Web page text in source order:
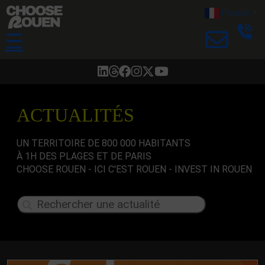
☰
French
ACTUALITÉS
UN TERRITOIRE DE 800 000 HABITANTS
À 1H DES PLAGES ET DE PARIS
CHOOSE ROUEN - ICI C'EST ROUEN - INVEST IN ROUEN